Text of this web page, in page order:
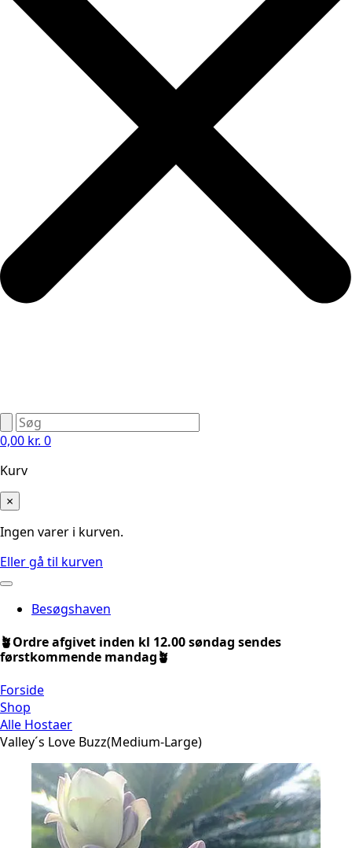
0,00 kr. 0
Kurv
×
Ingen varer i kurven.
Eller gå til kurven
Besøgshaven
🪴Ordre afgivet inden kl 12.00 søndag sendes
førstkommende mandag🪴
Forside
Shop
Alle Hostaer
Valley´s Love Buzz(Medium-Large)